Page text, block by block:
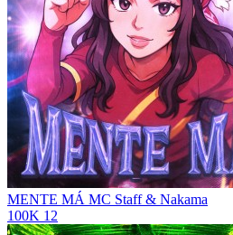
MENTE MÁ MC Staff & Nakama
100K 12